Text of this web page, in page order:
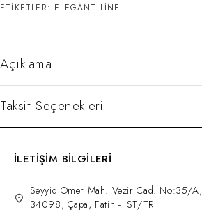
ETIKETLER: ELEGANT LINE
Açıklama
Taksit Seçenekleri
İLETİŞİM BİLGİLERİ
Seyyid Ömer Mah. Vezir Cad. No:35/A,
34098, Çapa, Fatih - İST/TR